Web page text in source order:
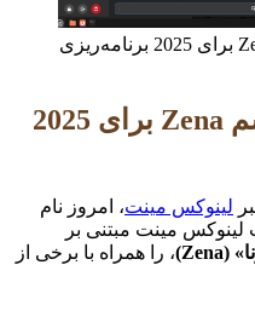
لینوکس مینت 22.3 با اسم Zena برای 2025 برنامه‌ریزی
لینوکس مینت 22.3 با اسم Zena برای 2025
لینوکس مینت، امروز نام
لینوکس مینت مبتنی بر
، را همراه با برخی از